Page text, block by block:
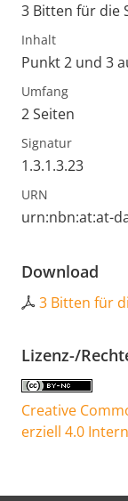
3 Bitten für die
Inhalt
Punkt 2 und 3
Umfang
2 Seiten
Signatur
1.3.1.3.23
URN
urn:nbn:at:at-
Download
3 Bitten für
Lizenz-/
Creative
erziell 4.0